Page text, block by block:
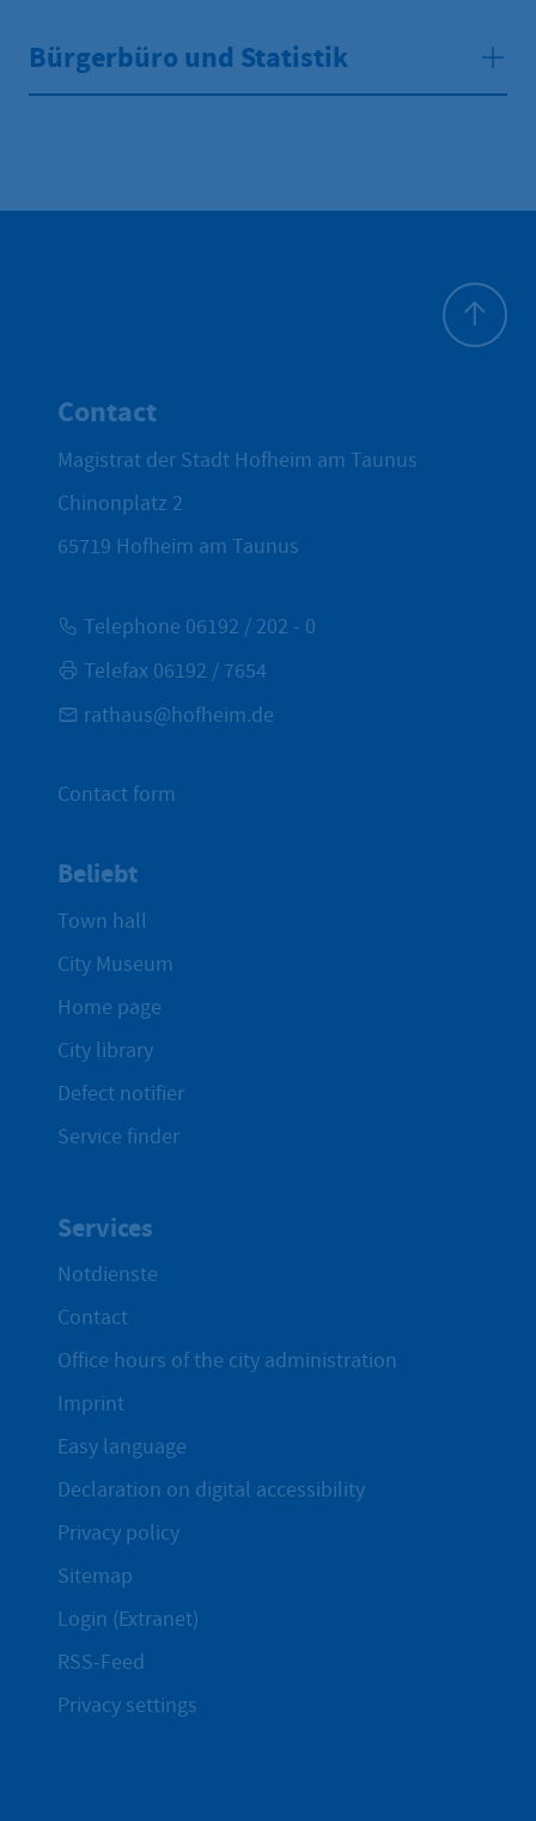
Bürgerbüro und Statistik
Contact
Magistrat der Stadt Hofheim am Taunus
Chinonplatz 2
65719 Hofheim am Taunus
Telephone 06192 / 202 - 0
Telefax 06192 / 7654
rathaus@hofheim.de
Contact form
Beliebt
Town hall
City Museum
Home page
City library
Defect notifier
Service finder
Services
Notdienste
Contact
Office hours of the city administration
Imprint
Easy language
Declaration on digital accessibility
Privacy policy
Sitemap
Login (Extranet)
RSS-Feed
Privacy settings